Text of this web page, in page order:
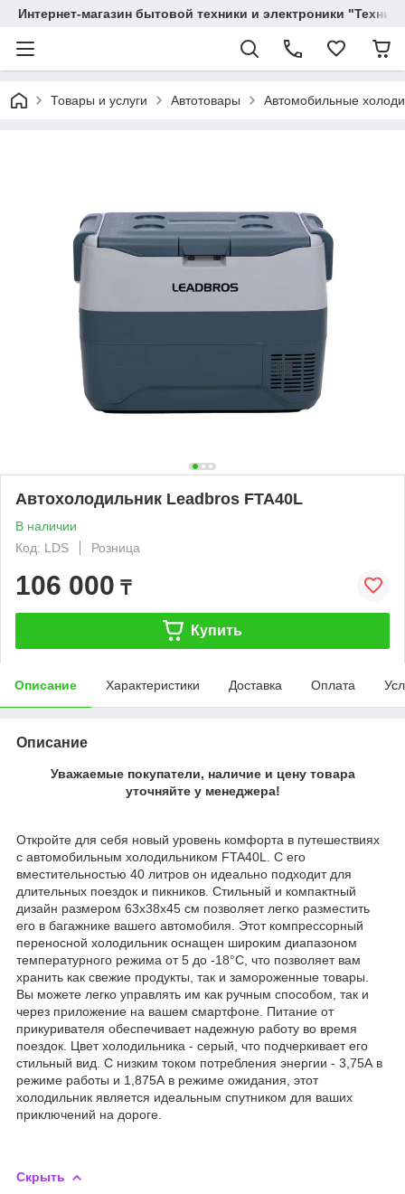
Интернет-магазин бытовой техники и электроники
Товары и услуги Автотовары Автомобильные
Автохолодильник Leadbros FTA40L
В наличии
Код: LDS
Розница
106 000 ₸
Купить
Описание Характеристики Доставка Оплата
Описание
Уважаемые покупатели, наличие и цену товара
уточняйте у менеджера!
Откройте для себя новый уровень комфорта в путешествиях
с автомобильным холодильником FTA40L. С его
вместительностью 40 литров он идеально подходит для
длительных поездок и пикников. Стильный и компактный
дизайн размером 63х38х45 см позволяет легко разместить
его в багажнике вашего автомобиля. Этот компрессорный
переносной холодильник оснащен широким диапазоном
температурного режима от 5 до -18°C, что позволяет вам
хранить как свежие продукты, так и замороженные товары.
Вы можете легко управлять им как ручным способом, так и
через приложение на вашем смартфоне. Питание от
прикуривателя обеспечивает надежную работу во время
поездок. Цвет холодильника - серый, что подчеркивает его
стильный вид. С низким током потребления энергии - 3,75А в
режиме работы и 1,875А в режиме ожидания, этот
холодильник является идеальным спутником для ваших
приключений на дороге.
Скрыть